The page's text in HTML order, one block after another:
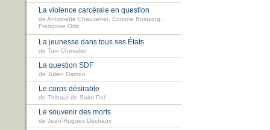
La violence carcérale en question
de Antoinette Chauvenet, Corinne Rostaing,
Françoise Orlic
La jeunesse dans tous ses États
de Tom Chevalier
La question SDF
de Julien Damon
Le corps désirable
de Thibaut de Saint Pol
Le souvenir des morts
de Jean-Hugues Déchaux